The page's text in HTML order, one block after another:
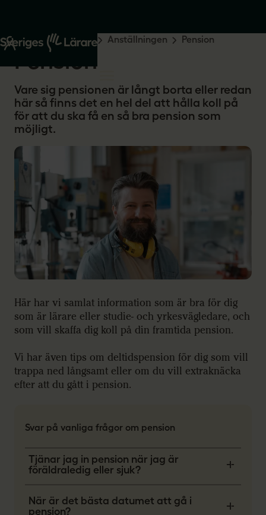
Start Råd och stöd Anställningen Pension
Pension
Vare sig pensionen är långt borta eller redan
här så finns det en hel del att hålla koll på
för att du ska få en så bra pension som
möjligt.
Här har vi samlat information som är bra för dig
som är lärare eller studie- och yrkesvägledare, och
som vill skaffa dig koll på din framtida pension.
Vi har även tips om deltidspension för dig som vill
trappa ned långsamt eller om du vill extraknäcka
efter att du gått i pension.
Svar på vanliga frågor om pension
Tjänar jag in pension när jag är
föräldraledig eller sjuk?
När är det bästa datumet att gå i
pension?